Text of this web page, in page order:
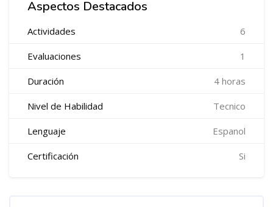
Aspectos Destacados
Actividades 6
Evaluaciones 1
Duración 4 horas
Nivel de Habilidad Tecnico
Lenguaje Espanol
Certificación Si